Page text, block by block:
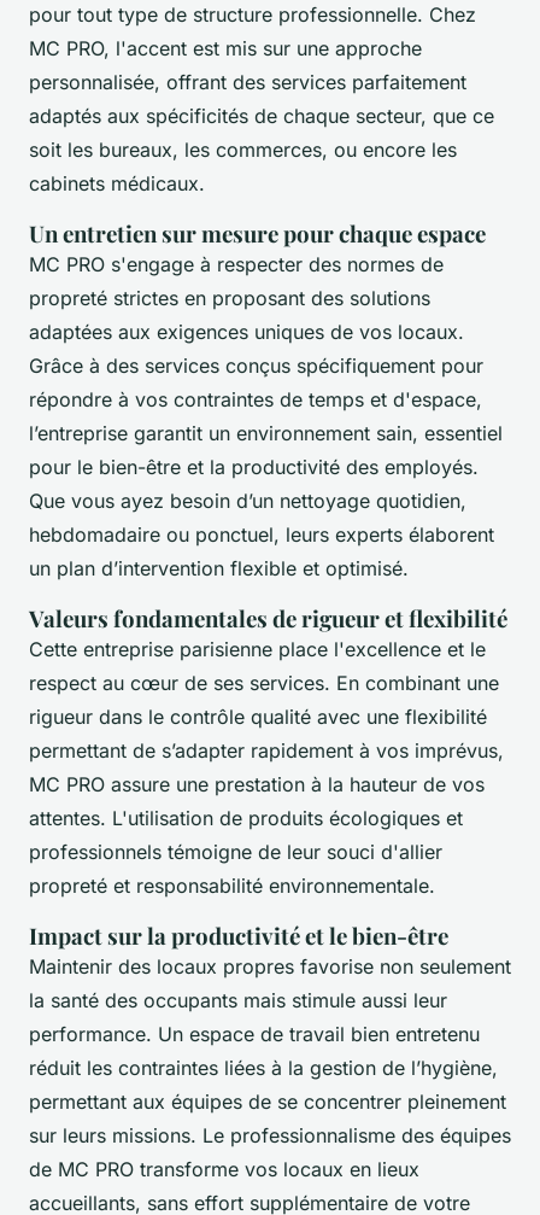
pour tout type de structure professionnelle. Chez
MC PRO, l'accent est mis sur une approche
personnalisée, offrant des services parfaitement
adaptés aux spécificités de chaque secteur, que ce
soit les bureaux, les commerces, ou encore les
cabinets médicaux.
Un entretien sur mesure pour chaque espace
MC PRO s'engage à respecter des normes de
propreté strictes en proposant des solutions
adaptées aux exigences uniques de vos locaux.
Grâce à des services conçus spécifiquement pour
répondre à vos contraintes de temps et d'espace,
l’entreprise garantit un environnement sain, essentiel
pour le bien-être et la productivité des employés.
Que vous ayez besoin d’un nettoyage quotidien,
hebdomadaire ou ponctuel, leurs experts élaborent
un plan d’intervention flexible et optimisé.
Valeurs fondamentales de rigueur et flexibilité
Cette entreprise parisienne place l'excellence et le
respect au cœur de ses services. En combinant une
rigueur dans le contrôle qualité avec une flexibilité
permettant de s’adapter rapidement à vos imprévus,
MC PRO assure une prestation à la hauteur de vos
attentes. L'utilisation de produits écologiques et
professionnels témoigne de leur souci d'allier
propreté et responsabilité environnementale.
Impact sur la productivité et le bien-être
Maintenir des locaux propres favorise non seulement
la santé des occupants mais stimule aussi leur
performance. Un espace de travail bien entretenu
réduit les contraintes liées à la gestion de l’hygiène,
permettant aux équipes de se concentrer pleinement
sur leurs missions. Le professionnalisme des équipes
de MC PRO transforme vos locaux en lieux
accueillants, sans effort supplémentaire de votre